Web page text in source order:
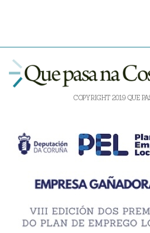
COPYRIGHT 2019 QUE